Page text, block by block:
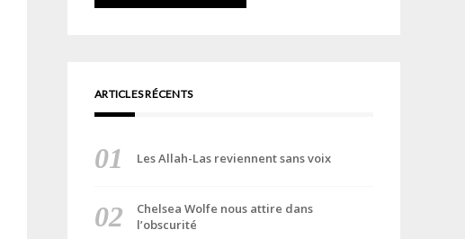
ARTICLES RÉCENTS
Les Allah-Las reviennent sans voix
Chelsea Wolfe nous attire dans
l’obscurité